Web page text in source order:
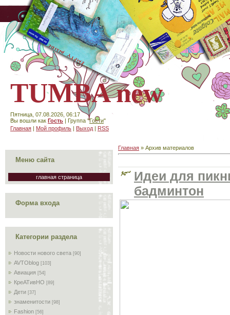
TUMBA new
Пятница, 07.08.2026, 06:17
Вы вошли как Гость | Группа "Гости"
Главная | Мой профиль | Выход | RSS
Меню сайта
главная страница
Форма входа
Категории раздела
Новости нового света [90]
AVTOblog [103]
Авиация [54]
КреАТивНО [89]
Дети [37]
знаменитости [98]
Fashion [56]
Главная » Архив материалов
Идеи для
бадминтон